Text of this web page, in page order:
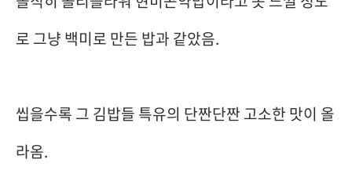
로 그냥 백미로 만든 밥과 같았음.
씹을수록 그 김밥들 특유의 단짠단짠 고소한 맛이 올
라옴.